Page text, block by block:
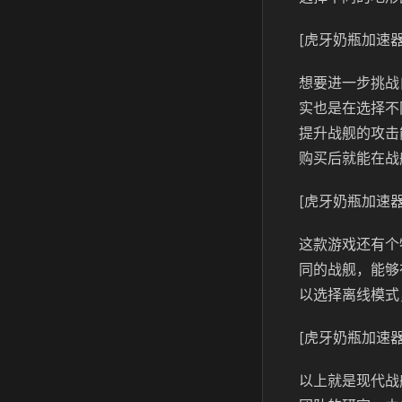
[虎牙奶瓶加速
想要进一步挑
实也是在选择
提升战舰的攻
购买后就能在
[虎牙奶瓶加速
这款游戏还有
同的战舰，能
以选择离线模
[虎牙奶瓶加速
以上就是现代